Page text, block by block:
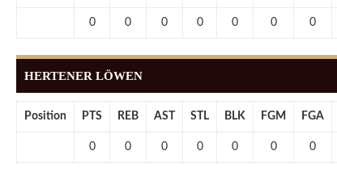
0 0 0 0 0 0 0
HERTENER LÖWEN
Position PTS REB AST STL BLK FGM FGA
0 0 0 0 0 0 0